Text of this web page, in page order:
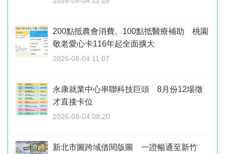
200點抵農會消費、100點抵醫療補助 桃園
敬老愛心卡116年起全面擴大
2026-08-04 11:07
永康就業中心串聯科技巨頭 8月份12場徵
才直接卡位
2026-08-04 08:20
新北市圖跨域借閱版圖 一證暢通至新竹